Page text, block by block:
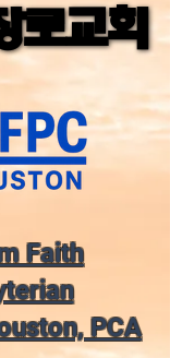
로교회
로교회
Faith
PCA